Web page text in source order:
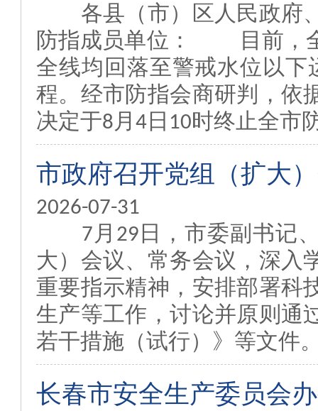
各县（市）区人民政府、
防指成员单位： 目前，全
全线均回落至警戒水位以
程。经市防指会商研判，依
决定于8月4日10时终止全市
市政府召开党组（扩大
2026-07-31
7月29日，市委副书记、
大）会议、常务会议，深入
重要指示精神，安排部署科
生产等工作，讨论并原则通
若干措施（试行）》等文
长春市安全生产委员会